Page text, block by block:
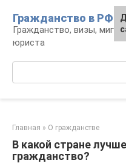
контенту
Гражданство в РФ
Гражданство, визы,
юриста
Главная » О гражданстве
В какой стране
гражданство?